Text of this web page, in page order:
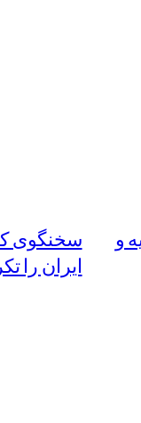
و
سخنگوی
ایران را